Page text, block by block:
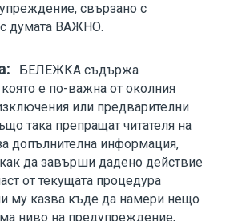
свързано с
с думата ВАЖНО.
БЕЛЕЖКА съдържа
е по-важна от околния
или предварителни
така препращат читателя на
допълнителна информация,
да завърши дадено действие
от текущата процедура
му казва къде да намери нещо
ниво на предупреждение,